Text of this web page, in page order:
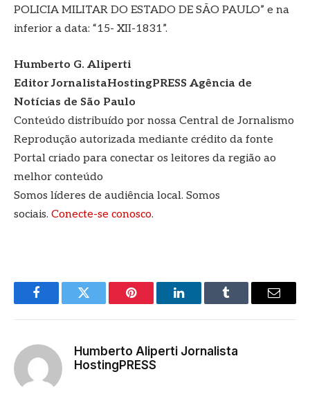
POLICIA MILITAR DO ESTADO DE SÃO PAULO” e na
inferior a data: “15- XII-1831”.
Humberto G. Aliperti
Editor JornalistaHostingPRESS Agência de
Notícias de São Paulo
Conteúdo distribuído por nossa Central de Jornalismo
Reprodução autorizada mediante crédito da fonte
Portal criado para conectar os leitores da região ao
melhor conteúdo
Somos líderes de audiência local. Somos
sociais. Conecte-se conosco.
FacebookTwitter Pinterest LinkedInTumblr
E-
Humberto Aliperti Jornalista
HostingPRESS